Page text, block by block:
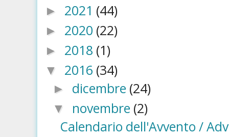
► 2021 (44)
► 2020 (22)
► 2018 (1)
▼ 2016 (34)
► dicembre (24)
▼ novembre (2)
Calendario dell'Avvento /